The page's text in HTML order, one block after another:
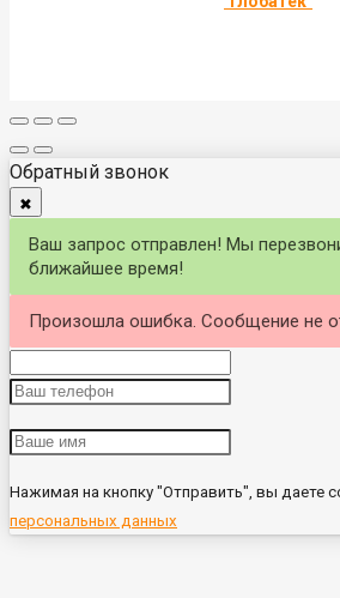
Обратный звонок
✖
Ваш запрос отправлен! Мы
ближайшее время!
Произошла ошибка. Сообщение не
Нажимая на кнопку "Отправить", вы даете
персональных данных